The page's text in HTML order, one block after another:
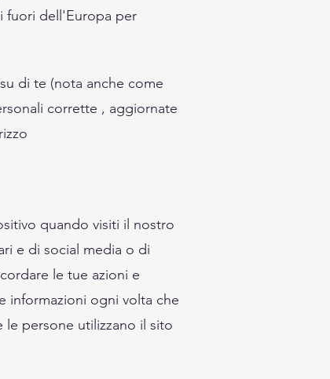
fuori dell'Europa per
di te (nota anche come
corrette , aggiornate
quando visiti il ​​nostro
e di social media o di
le tue azioni e
informazioni ogni volta che
persone utilizzano il sito